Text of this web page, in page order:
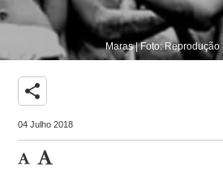
Maras | Foto: Reprodução
share
04 Julho 2018